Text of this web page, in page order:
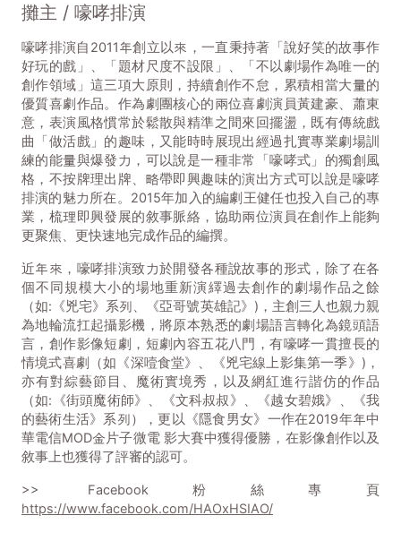
攤主 / 嚎哮排演
嚎哮排演自2011年創立以來，一直秉持著「說好笑的故事作
好玩的戲」、「題材尺度不設限」、「不以劇場作為唯一的
創作領域」這三項大原則，持續創作不怠，累積相當大量的
優質喜劇作品。作為劇團核心的兩位喜劇演員黃建豪、蕭東
意，表演風格慣常於鬆散與精準之間來回擺盪，既有傳統戲
曲「做活戲」的趣味，又能時時展現出經過扎實專業劇場訓
練的能量與爆發力，可以說是一種非常「嚎哮式」的獨創風
格，不按牌理出牌、略帶即興趣味的演出方式可以說是嚎哮
排演的魅力所在。2015年加入的編劇王健任也投入自己的專
業，梳理即興發展的敘事脈絡，協助兩位演員在創作上能夠
更聚焦、更快速地完成作品的編撰。
近年來，嚎哮排演致力於開發各種說故事的形式，除了在各
個不同規模大小的場地重新演繹過去創作的劇場作品之餘
（如:《兇宅》系列、《亞哥號英雄記》)，主創三人也親力親
為地輪流扛起攝影機，將原本熟悉的劇場語言轉化為鏡頭語
言，創作影像短劇，短劇內容五花八門，有嚎哮一貫擅長的
情境式喜劇（如《深噎食堂》、《兇宅線上影集第一季》)，
亦有對綜藝節目、魔術實境秀，以及網紅進行諧仿的作品
（如:《街頭魔術師》、《文科叔叔》、《越女碧娥》、《我
的藝術生活》系列），更以《隱食男女》一作在2019年年中
華電信MOD金片子微電 影大賽中獲得優勝，在影像創作以及
敘事上也獲得了評審的認可。
>> Facebook粉絲專頁
https://www.facebook.com/HAOxHSIAO/